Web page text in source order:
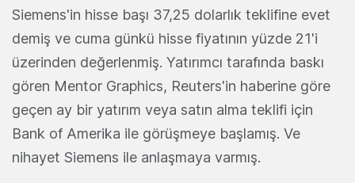
Siemens'in hisse başı 37,25 dolarlık teklifine evet
demiş ve cuma günkü hisse fiyatının yüzde 21'i
üzerinden değerlenmiş. Yatırımcı tarafında baskı
gören Mentor Graphics, Reuters'in haberine göre
geçen ay bir yatırım veya satın alma teklifi için
Bank of Amerika ile görüşmeye başlamış. Ve
nihayet Siemens ile anlaşmaya varmış.